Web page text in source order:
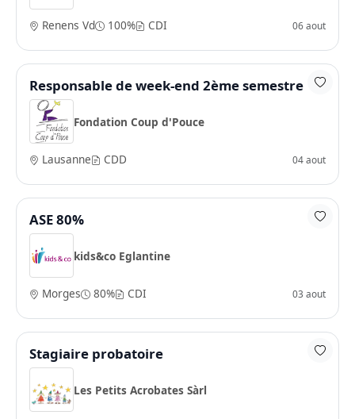
Renens Vd 100% CDI 06 aout
Responsable de week-end 2ème semestre
Fondation Coup d'Pouce
Lausanne CDD 04 aout
ASE 80%
kids&co Eglantine
Morges 80% CDI 03 aout
Stagiaire probatoire
Les Petits Acrobates Sàrl